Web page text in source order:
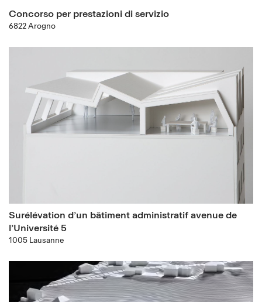
Concorso per prestazioni di servizio
6822 Arogno
Surélévation d’un bâtiment administratif avenue de
l’Université 5
1005 Lausanne